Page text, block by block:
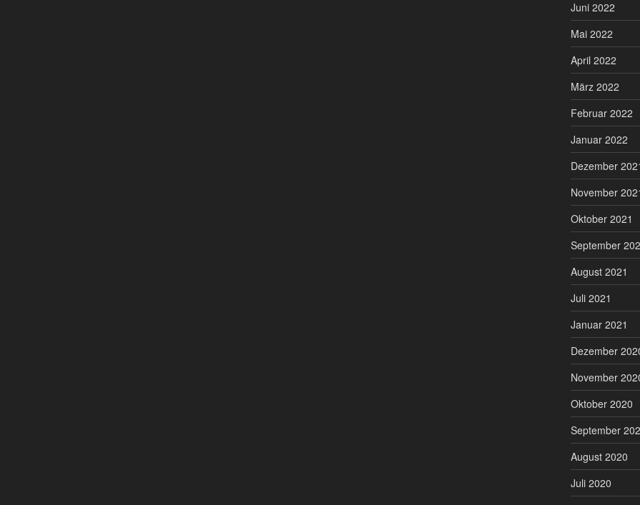
Juni 2022
Mai 2022
April 2022
März 2022
Februar 2022
Januar 2022
Dezember
November
Oktober 2021
September
August 2021
Juli 2021
Januar 2021
Dezember
November
Oktober 2020
September
August 2020
Juli 2020